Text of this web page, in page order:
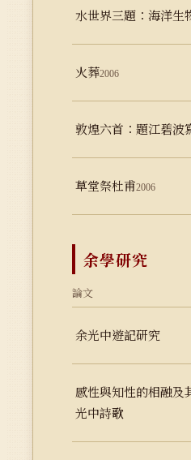
水世界三題：海洋生
火葬2006
敦煌六首：題江碧波
草堂祭杜甫2006
余學研究
論文
余光中遊記研究
感性與知性的相融及
光中詩歌